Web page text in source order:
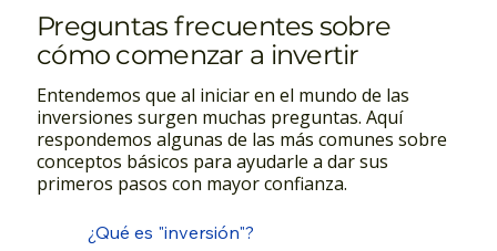
Preguntas frecuentes sobre
cómo comenzar a invertir
Entendemos que al iniciar en el mundo de las
inversiones surgen muchas preguntas. Aquí
respondemos algunas de las más comunes sobre
conceptos básicos para ayudarle a dar sus
primeros pasos con mayor confianza.
¿Qué es "inversión"?